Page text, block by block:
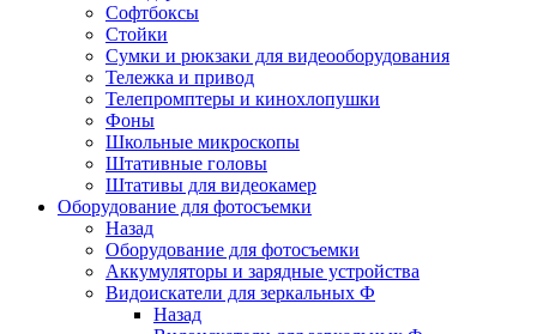
Софтбоксы
Стойки
Сумки и рюкзаки для видеооборудования
Тележка и привод
Телепромптеры и кинохлопушки
Фоны
Школьные микроскопы
Штативные головы
Штативы для видеокамер
Оборудование для фотосъемки
Назад
Оборудование для фотосъемки
Аккумуляторы и зарядные устройства
Видоискатели для зеркальных Ф
Назад